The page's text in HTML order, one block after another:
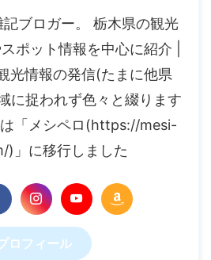
ブロガー。 栃木県の観光
ポット情報を中心に紹介 |
光情報の発信(たまに他県
に捉われず色々と綴ります
は「メシペロ(https://mesi-
)」に移行しました
ロフィール